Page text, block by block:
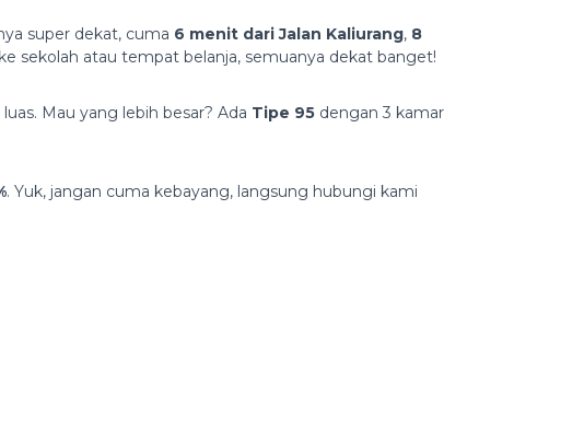
super dekat, cuma 6 menit dari Jalan Kaliurang, 8
sekolah atau tempat belanja, semuanya dekat banget!
Mau yang lebih besar? Ada Tipe 95 dengan 3 kamar
. Yuk, jangan cuma kebayang, langsung hubungi kami